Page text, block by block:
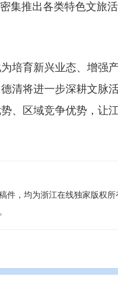
推出各类特色文旅活
育新兴业态、增强
清将进一步深耕文脉
、区域竞争优势，让
件，均为浙江在线独家版权